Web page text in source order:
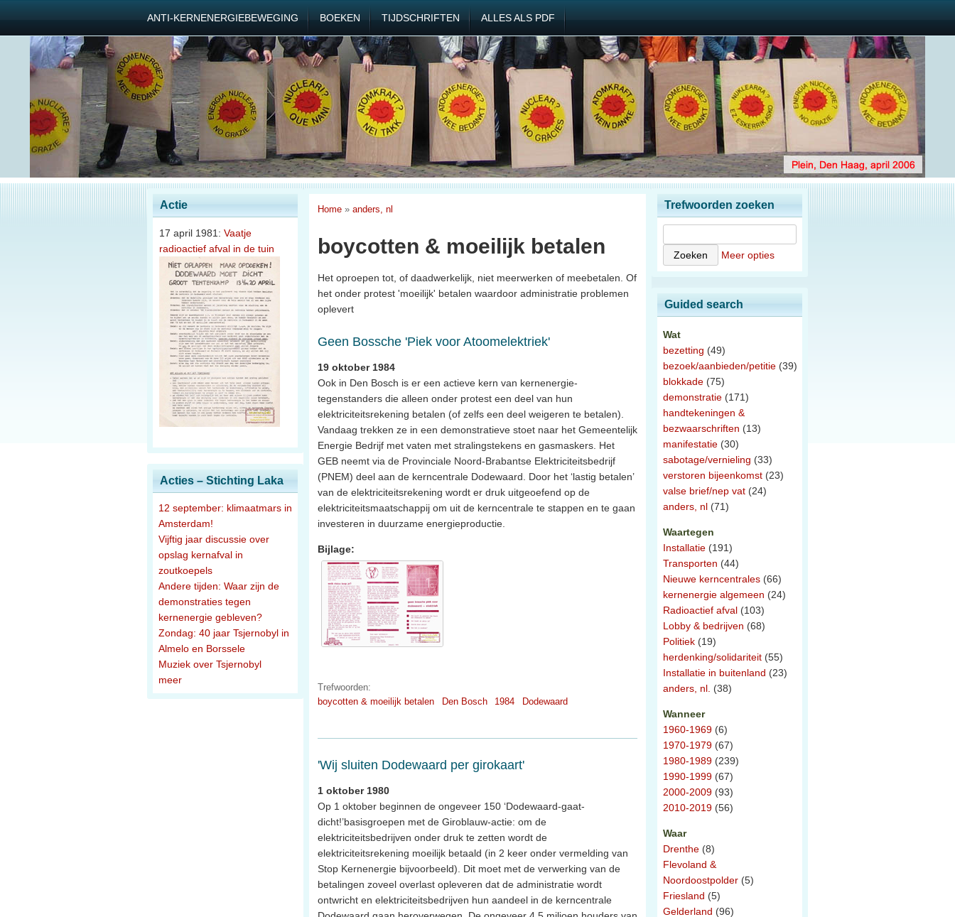
ANTI-KERNENERGIEBEWEGING BOEKEN TIJDSCHRIFTEN ALLES ALS PDF
Actie
17 april 1981: Vaatje
radioactief afval in de tuin
Acties – Stichting Laka
12 september: klimaatmars in
Amsterdam!
Vijftig jaar discussie over
opslag kernafval in
zoutkoepels
Andere tijden: Waar zijn de
demonstraties tegen
kernenergie gebleven?
Zondag: 40 jaar Tsjernobyl in
Almelo en Borssele
Muziek over Tsjernobyl
meer
Home » anders, nl
boycotten & moeilijk betalen
Het oproepen tot, of daadwerkelijk, niet meerwerken of meebetalen. Of
het onder protest 'moeilijk' betalen waardoor administratie problemen
oplevert
Geen Bossche 'Piek voor Atoomelektriek'
19 oktober 1984
Ook in Den Bosch is er een actieve kern van kernenergie-
tegenstanders die alleen onder protest een deel van hun
elektriciteitsrekening betalen (of zelfs een deel weigeren te betalen).
Vandaag trekken ze in een demonstratieve stoet naar het Gemeentelijk
Energie Bedrijf met vaten met stralingstekens en gasmaskers. Het
GEB neemt via de Provinciale Noord-Brabantse Elektriciteitsbedrijf
(PNEM) deel aan de kerncentrale Dodewaard. Door het ‘lastig betalen’
van de elektriciteitsrekening wordt er druk uitgeoefend op de
elektriciteitsmaatschappij om uit de kerncentrale te stappen en te gaan
investeren in duurzame energieproductie.
Bijlage:
Trefwoorden:
boycotten & moeilijk betalen
Den Bosch 1984 Dodewaard
'Wij sluiten Dodewaard per girokaart'
1 oktober 1980
Op 1 oktober beginnen de ongeveer 150 ‘Dodewaard-gaat-
dicht!’basisgroepen met de Giroblauw-actie: om de
elektriciteitsbedrijven onder druk te zetten wordt de
elektriciteitsrekening moeilijk betaald (in 2 keer onder vermelding van
Stop Kernenergie bijvoorbeeld). Dit moet met de verwerking van de
betalingen zoveel overlast opleveren dat de administratie wordt
ontwricht en elektriciteitsbedrijven hun aandeel in de kerncentrale
Trefwoorden zoeken
Meer opties
Guided search
Wat
bezetting (49)
bezoek/aanbieden/petitie (39)
blokkade (75)
demonstratie (171)
handtekeningen &
bezwaarschriften (13)
manifestatie (30)
sabotage/vernieling (33)
verstoren bijeenkomst (23)
valse brief/nep vat (24)
anders, nl (71)
Waartegen
Installatie (191)
Transporten (44)
Nieuwe kerncentrales (66)
kernenergie algemeen (24)
Radioactief afval (103)
Lobby & bedrijven (68)
Politiek (19)
herdenking/solidariteit (55)
Installatie in buitenland (23)
anders, nl. (38)
Wanneer
1960-1969 (6)
1970-1979 (67)
1980-1989 (239)
1990-1999 (67)
2000-2009 (93)
2010-2019 (56)
Waar
Drenthe (8)
Flevoland &
Noordoostpolder (5)
Friesland (5)
Gelderland (96)